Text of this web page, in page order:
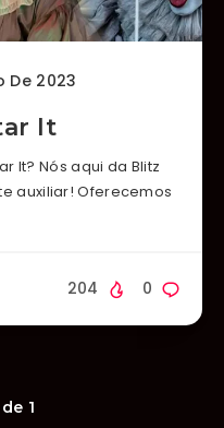
De 2023
It
It? Nós aqui da Blitz
auxiliar! Oferecemos
0
204
1